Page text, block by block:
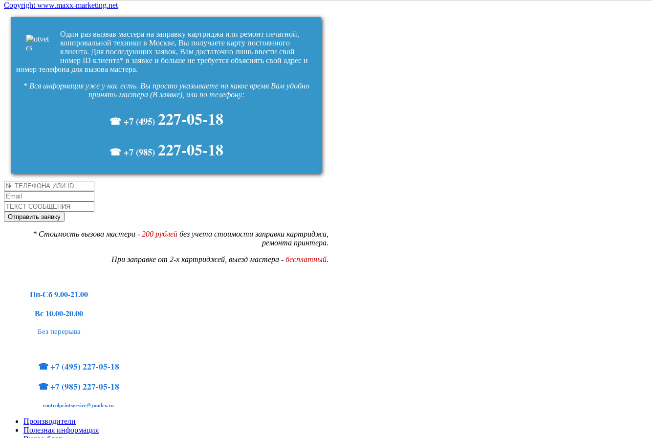
Copyright www.maxx-marketing.net
Один раз вызвав мастера на заправку картриджа или ремонт печатной,
копировальной техники в Москве, Вы получаете карту постоянного
клиента. Для последующих заявок, Вам достаточно лишь ввести свой
номер ID клиента* в заявке и больше не требуется объяснять свой адрес и
номер телефона для вызова мастера.
* Вся информация уже у нас есть. Вы просто указываете на какое время Вам удобно
принять мастера (В заявке), или по телефону:
☎ +7 (495) 227-05-18
☎ +7 (985) 227-05-18
* Стоимость вызова мастера - 200 рублей без учета стоимости заправки картриджа,
ремонта принтера.
При заправке от 2-х картриджей, выезд мастера - бесплатный.
Пн-Сб 9.00-21.00
Вс 10.00-20.00
Без перерыва
☎+7 (495) 227-05-18
☎+7 (985) 227-05-18
controlprintservice@yandex.ru
Производители
Полезная информация